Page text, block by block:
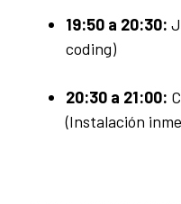
19:50 a 20:30:
coding)
20:30 a 21:00:
(Instalación